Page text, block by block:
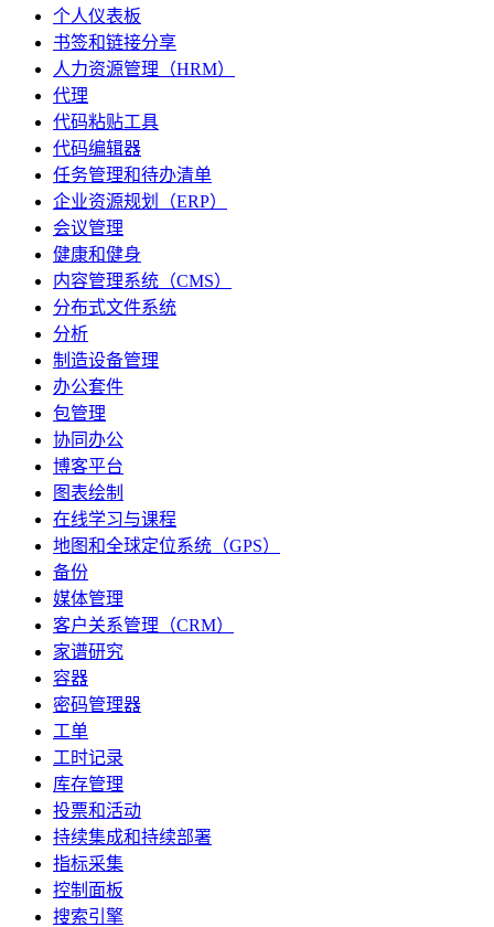
个人仪表板
书签和链接分享
人力资源管理（HRM）
代理
代码粘贴工具
代码编辑器
任务管理和待办清单
企业资源规划（ERP）
会议管理
健康和健身
内容管理系统（CMS）
分布式文件系统
分析
制造设备管理
办公套件
包管理
协同办公
博客平台
图表绘制
在线学习与课程
地图和全球定位系统（GPS）
备份
媒体管理
客户关系管理（CRM）
家谱研究
容器
密码管理器
工单
工时记录
库存管理
投票和活动
持续集成和持续部署
指标采集
控制面板
搜索引擎